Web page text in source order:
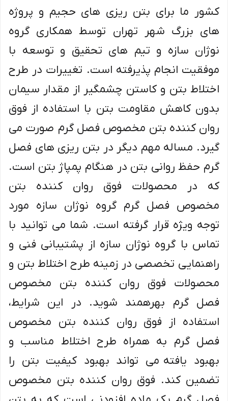
کشور ما برای بتن ریزی های حجیم و پروژه
های بزرگ شهر تهران توسط همکاری گروه
نوژان سازه و تیم های تحقیق و توسعه با
موفقیت انجام پذیرفته است. تغییرات در طرح
اختلاط بتن و کاستن چشمگیر از مقدار سیمان
بدون کاهش مقاومت بتن با استفاده از فوق
روان کننده بتن مخصوص فصل گرم صورت می
گیرد. مساله مهم دیگر در بتن ریزی های فصل
گرم حفظ روانی بتن در هنگام پمپاژ بتن است.
که در محصولات فوق روان کننده بتن
مخصوص فصل گرم گروه نوژان سازه مورد
توجه ویژه قرار گرفته است. شما می توانید با
تماس با گروه نوژان سازه از پشتیبانی فنی و
راهنمایی تخصصی در زمینه طرح اختلاط بتن و
محصولات فوق روان کننده بتن مخصوص
فصل گرم بهرهمند شوید. در این شرایط،
استفاده از فوق روان کننده بتن مخصوص
فصل گرم به همراه طرح اختلاط مناسب و
بهبود یافته می تواند بهبود کیفیت بتن را
تضمین کند. فوق روان کننده بتن مخصوص